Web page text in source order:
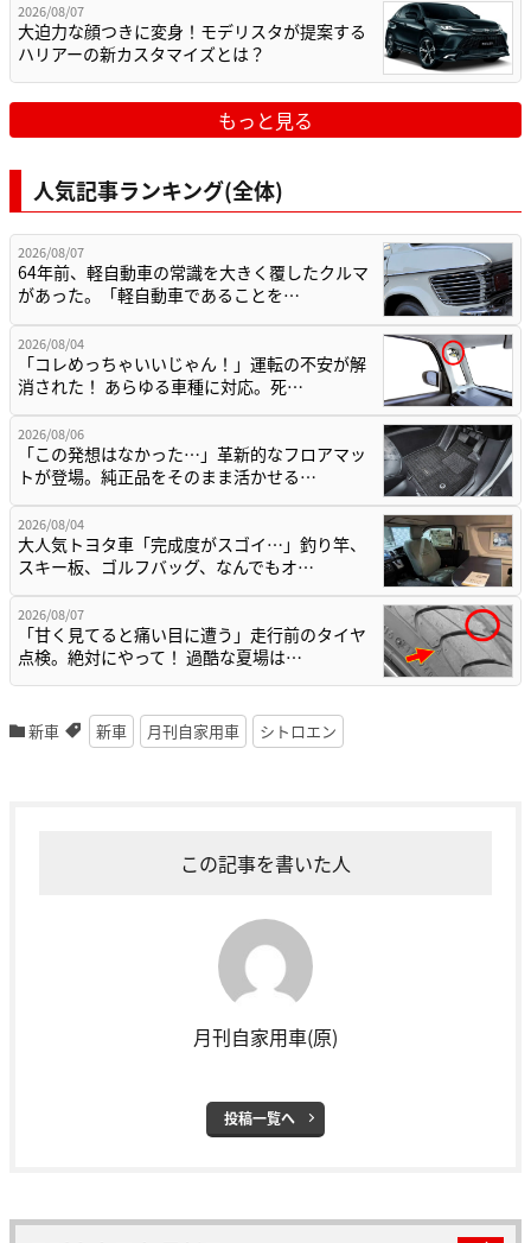
2026/08/07
大迫力な顔つきに変身！モデリスタが提案する
ハリアーの新カスタマイズとは？
もっと見る
人気記事ランキング(全体)
2026/08/07
64年前、軽自動車の常識を大きく覆したクルマ
があった。「軽自動車であることを…
2026/08/04
「コレめっちゃいいじゃん！」運転の不安が解
消された！ あらゆる車種に対応。死…
2026/08/06
「この発想はなかった…」革新的なフロアマッ
トが登場。純正品をそのまま活かせる…
2026/08/04
大人気トヨタ車「完成度がスゴイ…」釣り竿、
スキー板、ゴルフバッグ、なんでもオ…
2026/08/07
「甘く見てると痛い目に遭う」走行前のタイヤ
点検。絶対にやって！ 過酷な夏場は…
新車 新車 月刊自家用車 シトロエン
この記事を書いた人
月刊自家用車(原)
投稿一覧へ